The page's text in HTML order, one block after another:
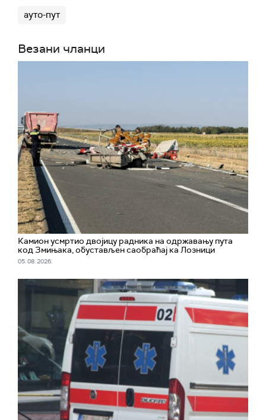
ауто-пут
Везани чланци
Камион усмртио двојицу радника на одржавању пута
код Змињака, обустављен саобраћај ка Лозници
05. 08. 2026.